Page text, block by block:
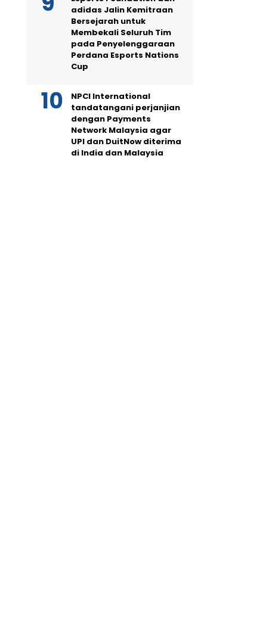
adidas Jalin Kemitraan
Bersejarah untuk
Membekali Seluruh Tim
pada Penyelenggaraan
Perdana Esports Nations
Cup
NPCI International
tandatangani perjanjian
dengan Payments
Network Malaysia agar
UPI dan DuitNow diterima
di India dan Malaysia